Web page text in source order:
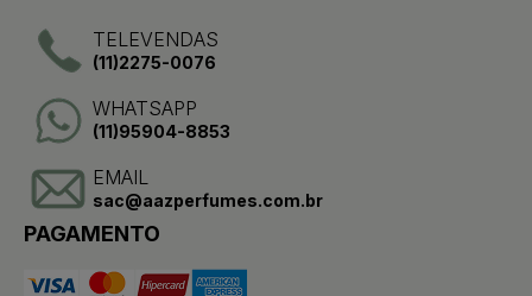
TELEVENDAS
(11)2275-0076
WHATSAPP
(11)95904-8853
EMAIL
sac@aazperfumes.com.br
PAGAMENTO